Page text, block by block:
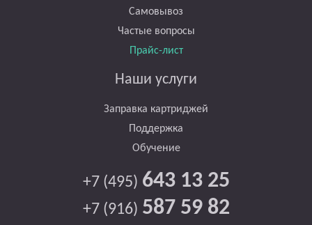
Самовывоз
Частые вопросы
Прайс-лист
Наши услуги
Заправка картриджей
Поддержка
Обучение
+7 (495) 643 13 25
+7 (916) 587 59 82